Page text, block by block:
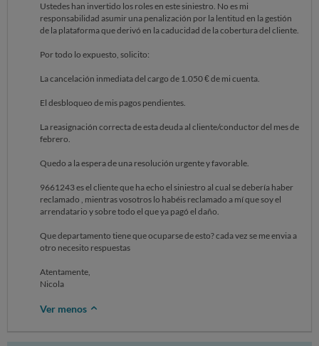
Ustedes han invertido los roles en este siniestro. No es mi
responsabilidad asumir una penalización por la lentitud en la gestión
de la plataforma que derivó en la caducidad de la cobertura del cliente.
Por todo lo expuesto, solicito:
La cancelación inmediata del cargo de 1.050 € de mi cuenta.
El desbloqueo de mis pagos pendientes.
La reasignación correcta de esta deuda al cliente/conductor del mes de
febrero.
Quedo a la espera de una resolución urgente y favorable.
9661243 es el cliente que ha echo el siniestro al cual se debería haber
reclamado , mientras vosotros lo habéis reclamado a mí que soy el
arrendatario y sobre todo el que ya pagó el daño.
Que departamento tiene que ocuparse de esto? cada vez se me envia a
otro necesito respuestas
Atentamente,
Nicola
Ver menos